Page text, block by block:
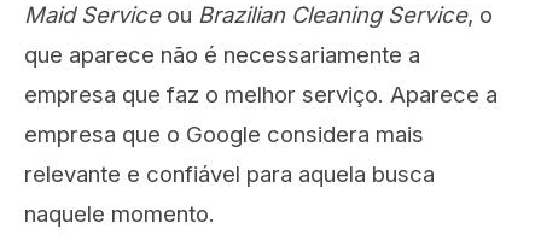
Maid Serviceou Brazilian Cleaning Service, o
que aparece não é necessariamente a
empresa que faz o melhor serviço. Aparece a
empresa que o Google considera mais
relevante e confiável para aquela busca
naquele momento.